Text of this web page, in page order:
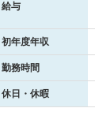
給与
初年度年収
勤務時間
休日・休暇